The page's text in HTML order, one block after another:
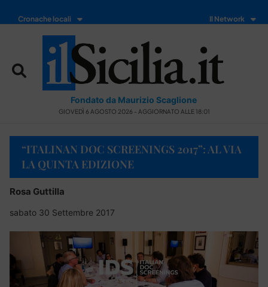
Cronache locali Il Network
Fondato da Maurizio Scaglione
GIOVEDÌ 6 AGOSTO 2026 - AGGIORNATO ALLE 18:01
“ITALINAN DOC SCREENINGS 2017”: AL VIA
LA QUINTA EDIZIONE
Rosa Guttilla
sabato 30 Settembre 2017